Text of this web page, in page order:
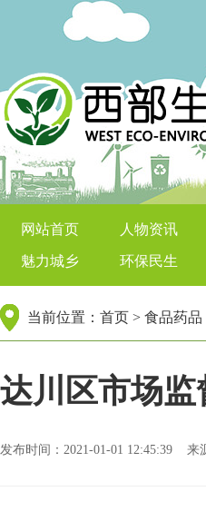
西部生态环保在线
网站首页 人物资讯
魅力城乡 环保民生
当前位置： 首页 > 食品药品
达川区市场
发布时间：2021-01-01 12:45:39 来